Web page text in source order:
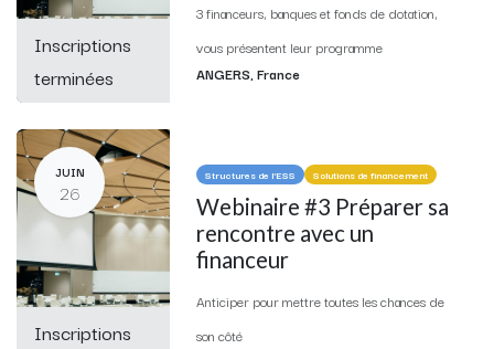
Inscriptions
terminées
3 financeurs, banques et fonds de dotation,
vous présentent leur programme
ANGERS,France
JUIN
26
Inscriptions
Structures de l'ESS Solutions de financement
Webinaire #3 Préparer sa
rencontre avec un
financeur
Anticiper pour mettre toutes les chances de
son côté